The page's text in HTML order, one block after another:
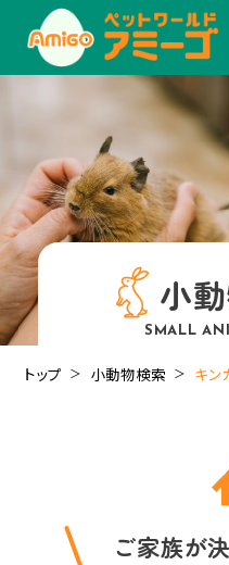
小
SMALL
トップ 小動物検索 キン
ご家族が